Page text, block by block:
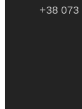
+38 073